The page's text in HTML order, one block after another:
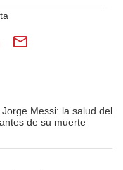
Messi: la salud del
de su muerte